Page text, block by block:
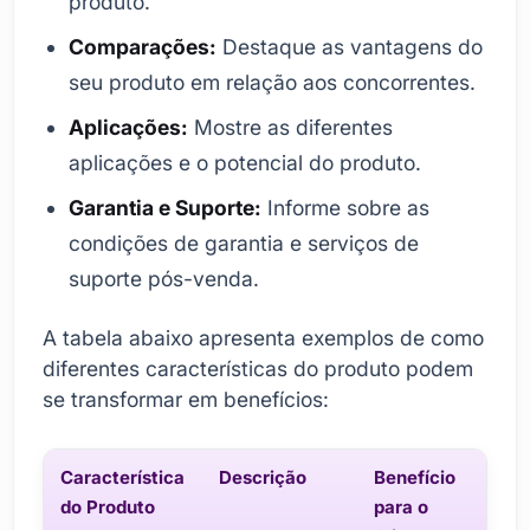
Comparações: Destaque as vantagens do
seu produto em relação aos concorrentes.
Aplicações: Mostre as diferentes
aplicações e o potencial do produto.
Garantia e Suporte: Informe sobre as
condições de garantia e serviços de
suporte pós-venda.
A tabela abaixo apresenta exemplos de como
diferentes características do produto podem
se transformar em benefícios:
Característica
do Produto
Descrição
Benefício
para o